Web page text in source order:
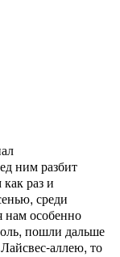
ним разбит
раз и
среди
нам особенно
пошли дальше
аллею, то